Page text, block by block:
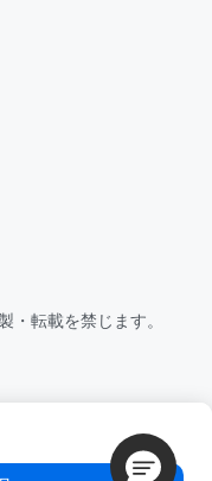
転載を禁じます。